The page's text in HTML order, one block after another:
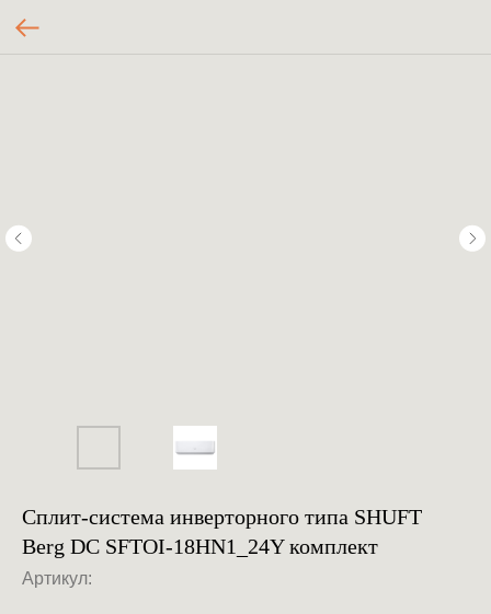
Сплит-система инверторного типа SHUFT
Berg DC SFTOI-18HN1_24Y комплект
Артикул: